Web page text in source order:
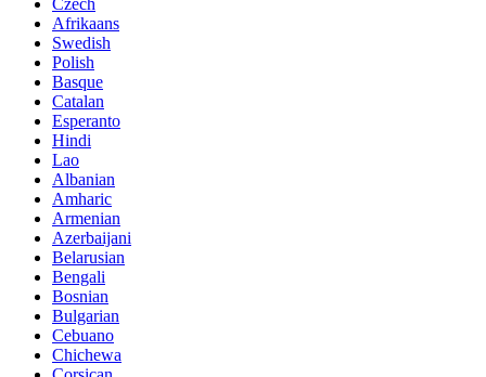
Afrikaans
Swedish
Polish
Basque
Catalan
Esperanto
Hindi
Lao
Albanian
Amharic
Armenian
Azerbaijani
Belarusian
Bengali
Bosnian
Bulgarian
Cebuano
Chichewa